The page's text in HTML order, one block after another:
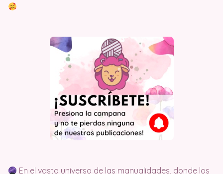
En el vasto universo de las manualidades, donde los